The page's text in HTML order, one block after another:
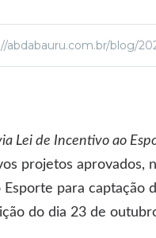
abdabauru.com.br/blog/
Lei de Incentivo ao
projetos aprovados,
para captação
do dia 23 de